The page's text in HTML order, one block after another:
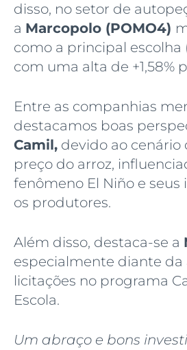
disso, no setor de
a Marcopolo (POMO4)
como a principal escolha
com uma alta de +1,58%
Entre as companhias
destacamos boas
Camil, devido ao
preço do arroz,
fenômeno El Niño e
os produtores.
Além disso, destaca-se a
especialmente diante da
licitações no programa
Escola.
Um abraço e bons